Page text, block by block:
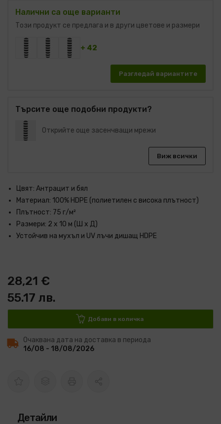
Налични са още варианти
Този продукт се предлага и в други цветове и размери
+ 42
Разгледай вариантите
Търсите още подобни продукти?
Открийте още засенчващи мрежи
Виж всички
Цвят: Антрацит и бял
Материал: 100% HDPE (полиетилен с висока плътност)
Плътност: 75 г/м²
Размери: 2 x 10 м (Ш x Д)
Устойчив на мухъл и UV лъчи дишащ HDPE
28,21 €
55.17 лв.
Добави в количка
Очаквана дата на доставка в периода
16/08 - 18/08/2026
Детайли